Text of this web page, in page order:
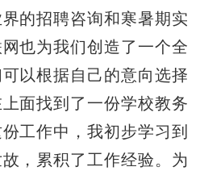
的招聘咨询和寒暑期实
也为我们创造了一个全
以根据自己的意向选择
面找到了一份学校教务
工作中，我初步学习到
，累积了工作经验。为